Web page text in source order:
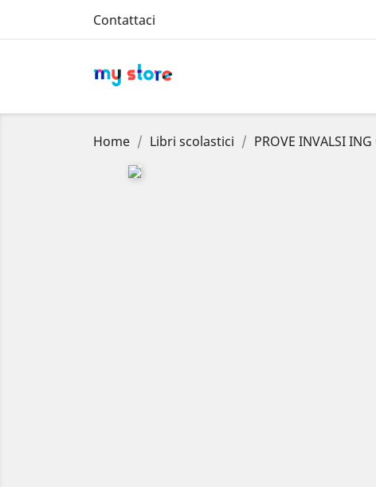
Contattaci
Home Libri scolastici PROVE INVALSI ING